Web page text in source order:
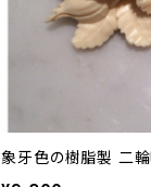
象牙色の樹脂製 二